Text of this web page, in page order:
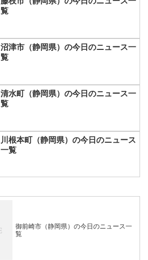
覧
沼津市（静岡県）の今日のニュース一
覧
清水町（静岡県）の今日のニュース一
覧
川根本町（静岡県）の今日のニュース
一覧
御前崎市（静岡県）の今日のニュース一
覧